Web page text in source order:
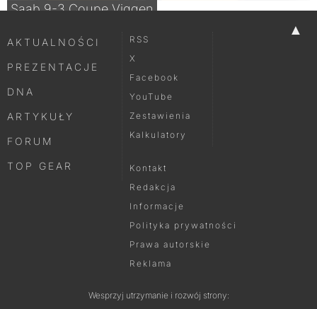
Saab 9-3 Coupe Viggen
▲
AKTUALNOŚCI
PREZENTACJE
DNA
ARTYKUŁY
FORUM
TOP GEAR
RSS
X
Facebook
YouTube
Zestawienia
Kalkulatory
Kontakt
Redakcja
Informacje
Polityka prywatności
Prawa autorskie
Reklama
Wesprzyj utrzymanie i rozwój strony: